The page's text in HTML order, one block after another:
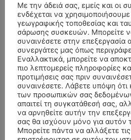
- Advertisment -
Με την άδειά σας, εμείς και οι
ενδέχεται να
γεωγραφικής τοποθεσίας και
σάρωσης συσκευών. Μπορείτε
συναινέσετε στην επεξεργασία
συνεργάτες μας όπως
Εναλλακτικά, μπορείτε να
πιο λεπτομερείς πληροφορίες
προτιμήσεις σας πριν
συναινέσετε. Λάβετε υπόψη ότι
των προσωπικών σας
απαιτεί τη συγκατάθεσή σας,
να αρνηθείτε αυτήν την
σας θα ισχύουν μόνο για αυτόν
Μπορείτε πάντα να αλλάξετε